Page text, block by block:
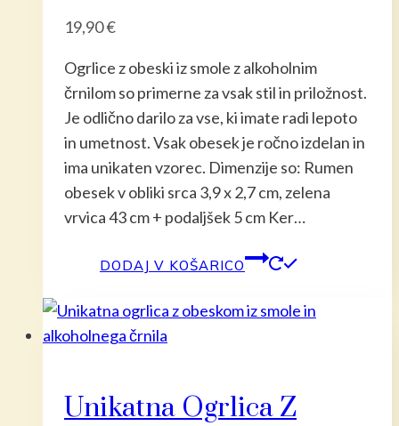
19,90€
Ogrlice z obeski iz smole z alkoholnim
črnilom so primerne za vsak stil in priložnost.
Je odlično darilo za vse, ki imate radi lepoto
in umetnost. Vsak obesek je ročno izdelan in
ima unikaten vzorec. Dimenzije so: Rumen
obesek v obliki srca 3,9 x 2,7 cm, zelena
vrvica 43 cm + podaljšek 5 cm Ker…
DODAJ V KOŠARICO
Unikatna Ogrlica Z